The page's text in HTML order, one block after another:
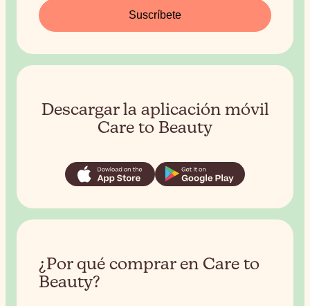
Suscríbete
Descargar la aplicación móvil
Care to Beauty
¿Por qué comprar en Care to
Beauty?